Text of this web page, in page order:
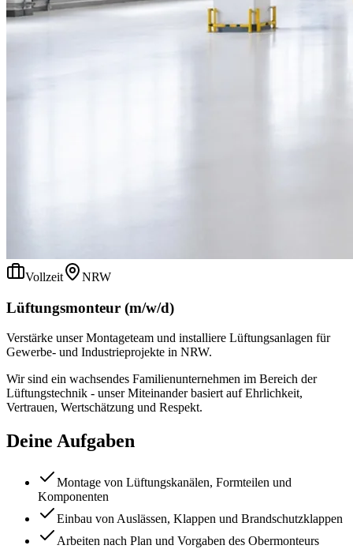
Vollzeit NRW
Lüftungsmonteur (m/w/d)
Verstärke unser Montageteam und installiere Lüftungsanlagen für
Gewerbe- und Industrieprojekte in NRW.
Wir sind ein wachsendes Familienunternehmen im Bereich der
Lüftungstechnik - unser Miteinander basiert auf Ehrlichkeit,
Vertrauen, Wertschätzung und Respekt.
Deine Aufgaben
Montage von Lüftungskanälen, Formteilen und
Komponenten
Einbau von Auslässen, Klappen und Brandschutzklappen
Arbeiten nach Plan und Vorgaben des Obermonteurs